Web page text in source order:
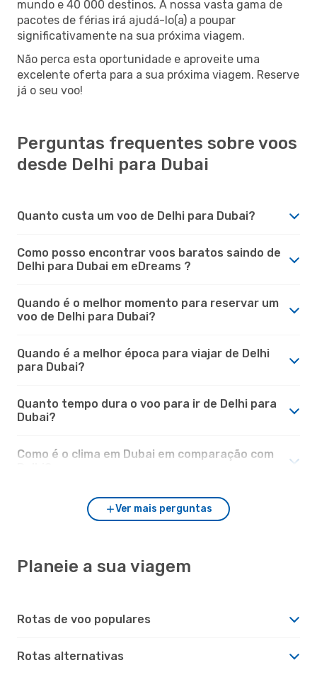
mundo e 40 000 destinos. A nossa vasta gama de
pacotes de férias irá ajudá-lo(a) a poupar
significativamente na sua próxima viagem.
Não perca esta oportunidade e aproveite uma
excelente oferta para a sua próxima viagem. Reserve
já o seu voo!
Perguntas frequentes sobre voos
desde Delhi para Dubai
Quanto custa um voo de Delhi para Dubai?
Como posso encontrar voos baratos saindo de
Delhi para Dubai em eDreams ?
Quando é o melhor momento para reservar um
voo de Delhi para Dubai?
Quando é a melhor época para viajar de Delhi
para Dubai?
Quanto tempo dura o voo para ir de Delhi para
Dubai?
Como é o clima em Dubai em comparação com
Ver mais perguntas
Planeie a sua viagem
Rotas de voo populares
Rotas alternativas